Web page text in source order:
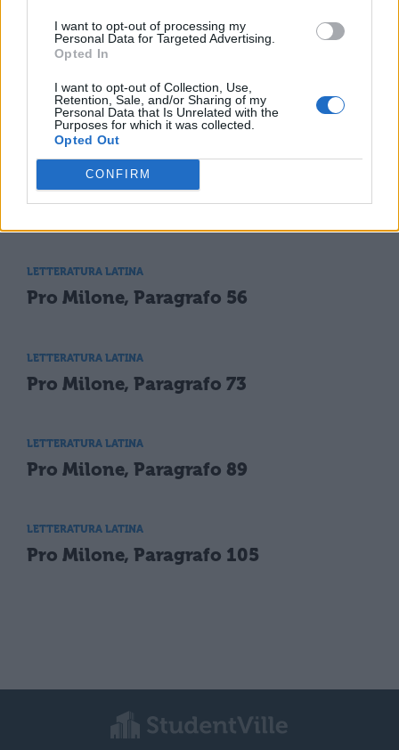
I want to opt-out of processing my
Personal Data for Targeted Advertising.
Opted In
I want to opt-out of Collection, Use,
Retention, Sale, and/or Sharing of my
Personal Data that Is Unrelated with the
Purposes for which it was collected.
Opted Out
CONFIRM
Pro Milone, Paragrafo 8
LETTERATURA LATINA
Pro Milone, Paragrafo 24
LETTERATURA LATINA
LETTERATURA LATINA
Pro Milone, Paragrafo 56
LETTERATURA LATINA
Pro Milone, Paragrafo 73
LETTERATURA LATINA
Pro Milone, Paragrafo 89
LETTERATURA LATINA
Pro Milone, Paragrafo 105